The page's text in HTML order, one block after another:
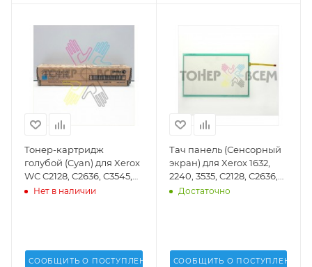
Тонер-картридж
голубой (Cyan) для Xerox
WC C2128, C2636, C3545,
7228, 7235, 7245, 7328,
Нет в наличии
СООБЩИТЬ О ПОСТУПЛЕНИИ
Тач панель (Сенсорный
экран) для Xerox 1632,
2240, 3535, C2128, С2636,
C3545, 7228, 7235, 7245,
Достаточно
СООБЩИТЬ О ПОСТУПЛЕНИИ